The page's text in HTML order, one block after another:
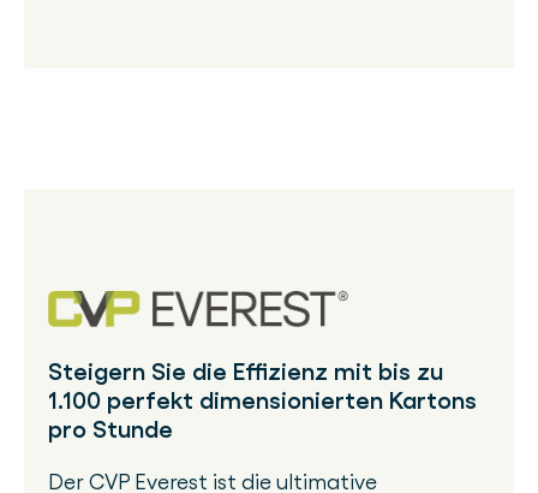
Steigern Sie die Effizienz mit bis zu
1.100 perfekt dimensionierten Kartons
pro Stunde
Der CVP Everest ist die ultimative